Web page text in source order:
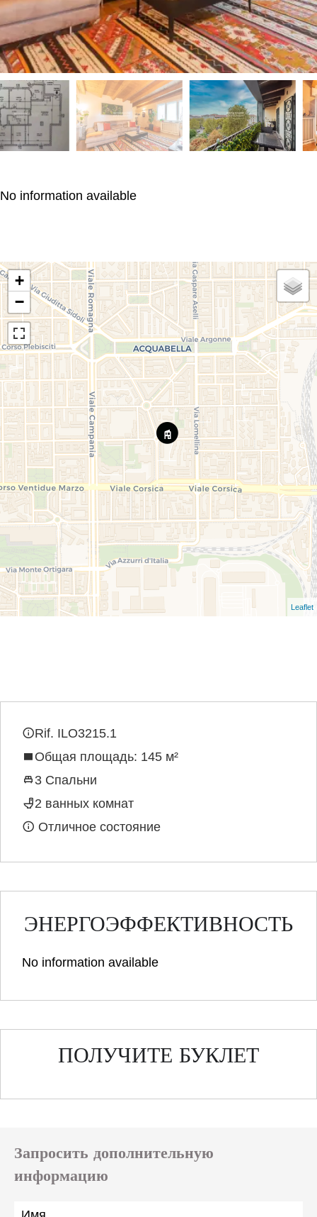
No information available
+
−
Leaflet
Rif. ILO3215.1
Общая площадь: 145 м²
3 Спальни
2 ванных комнат
Отличное состояние
ЭНЕРГОЭФФЕКТИВНОСТЬ
No information available
ПОЛУЧИТЕ БУКЛЕТ
Запросить дополнительную
информацию